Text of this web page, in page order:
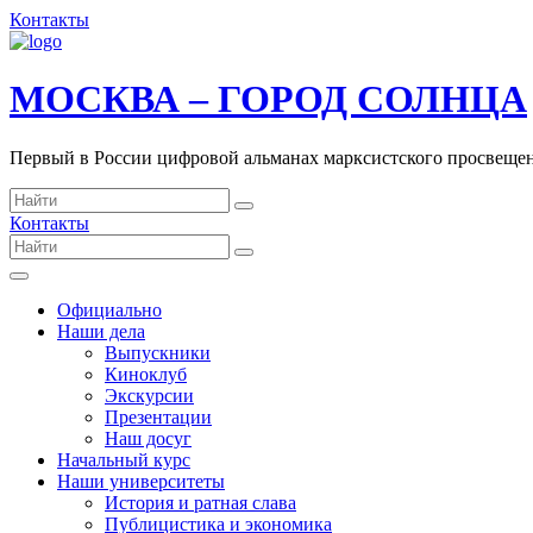
Контакты
МОСКВА – ГОРОД СОЛНЦА
Первый в России цифровой альманах марксистского
Контакты
Официально
Наши дела
Выпускники
Киноклуб
Экскурсии
Презентации
Наш досуг
Начальный курс
Наши университеты
История и ратная слава
Публицистика и экономика